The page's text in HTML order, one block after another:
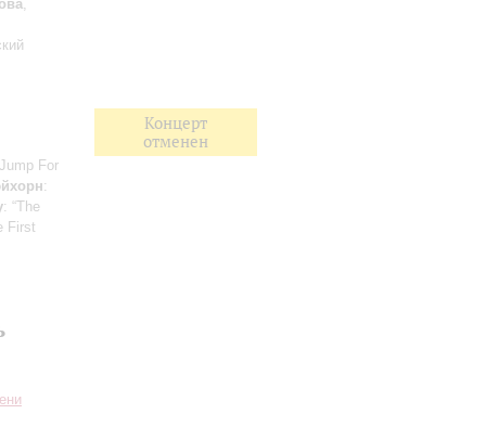
,
For
:
: “The
First
Концерт
отменен